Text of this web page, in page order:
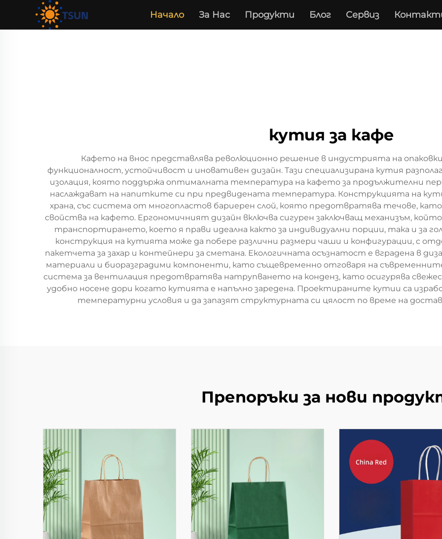
Начало За Нас Продукти Блог Сервиз
кутия за кафе
Кафето на внос представлява революционно решение в индустрията на
функционалност, устойчивост и иновативен дизайн. Тази специализирана кутия
изолация, която поддържа оптималната температура на кафето за продължителни
наслаждават на напитките си при предвидената температура. Конструкцията на
храна, със система от многопластов бариерен слой, която предотвратява течове,
свойства на кафето. Ергономичният дизайн включва сигурен заключващ механизъм,
транспортирането, което я прави идеална както за индивидуални порции, така и за
конструкция на кутията може да побере различни размери чаши и конфигурации, с
пакетчета за захар и контейнери за сметана. Екологичната осъзнатост е вградена в
материали и биоразградими компоненти, като същевременно отговаря на
система за вентилация предотвратява натрупването на конденз, като осигурява
удобно носене дори когато кутията е напълно заредена. Проектираните кутии са
температурни условия и да запазят структурната си цялост по време на
Препоръки за нови